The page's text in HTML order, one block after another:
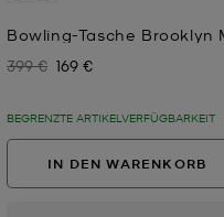
Bowling-Tasche Brooklyn
Zuvor
399 € Jetzt
169 €
BEGRENZTE ARTIKELVERFÜGBARKEIT
IN DEN WARENKORB